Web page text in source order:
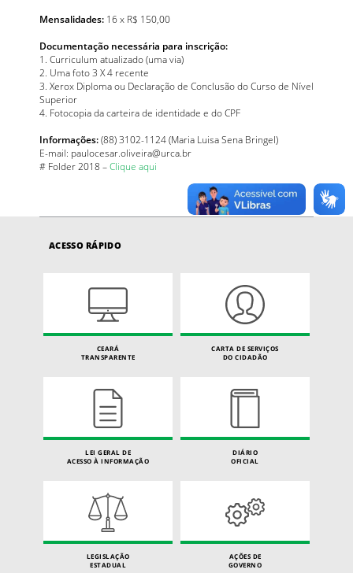
Mensalidades: 16 x R$ 150,00
Documentação necessária para inscrição:
1. Curriculum atualizado (uma via)
2. Uma foto 3 X 4 recente
3. Xerox Diploma ou Declaração de Conclusão do Curso de Nível
Superior
4. Fotocopia da carteira de identidade e do CPF
Informações:(88) 3102-1124 (Maria Luisa Sena Bringel)
E-mail: paulocesar.oliveira@urca.br
# Folder 2018 –Clique aqui
ACESSO RÁPIDO
CEARÁ
TRANSPARENTE
CARTA DE SERVIÇOS
DO CIDADÃO
LEI GERAL DE
ACESSO À INFORMAÇÃO
DIÁRIO
OFICIAL
LEGISLAÇÃO
ESTADUAL
AÇÕES DE
GOVERNO